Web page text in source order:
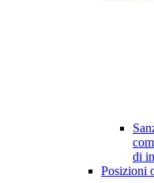
di
Posizioni